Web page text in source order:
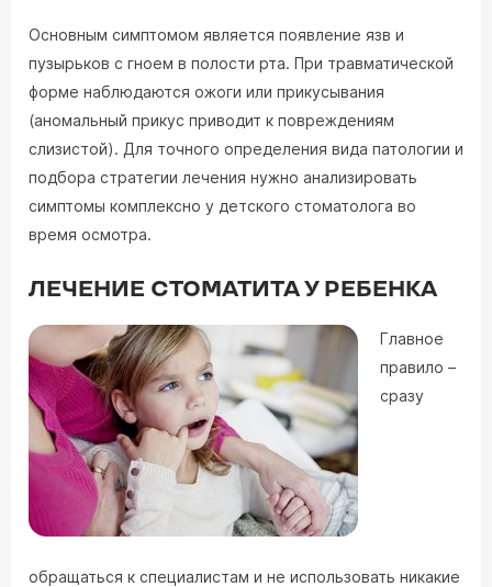
Основным симптомом является появление язв и
пузырьков с гноем в полости рта. При травматической
форме наблюдаются ожоги или прикусывания
(аномальный прикус приводит к повреждениям
слизистой). Для точного определения вида патологии и
подбора стратегии лечения нужно анализировать
симптомы комплексно у детского стоматолога во
время осмотра.
ЛЕЧЕНИЕ СТОМАТИТА У РЕБЕНКА
Главное
правило –
сразу
обращаться к специалистам и не использовать никакие